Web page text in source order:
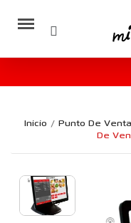
Inicio Punto De Venta
De